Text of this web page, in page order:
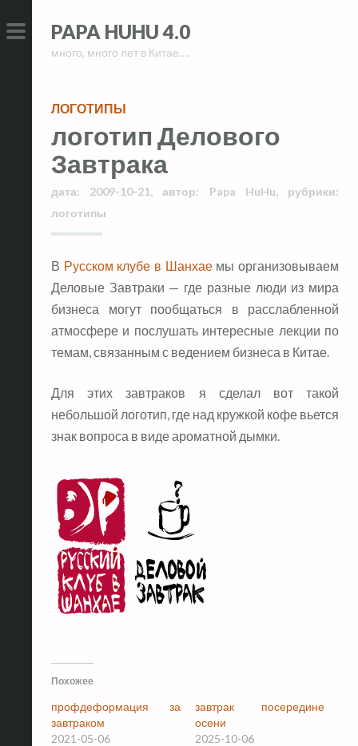
to
PRIMARY
to
PAPA HUHU 4.0
много, много лет в Китае….
ЛОГОТИПЫ
логотип Делового
Завтрака
дата: 2009-10-21, автор: Papa HuHu,рубрики:
логотипы
Русском клубе в Шанхаемы организовываем
Деловые Завтраки — где разные люди из мира
бизнеса могут пообщаться в расслабленной
атмосфере и послушать интересные лекции по
темам, связанным с ведением бизнеса в Китае.
Для этих завтраков я сделал вот такой
небольшой логотип, где над кружкой кофе вьется
знак вопроса в виде ароматной дымки.
Похожее
профдеформация за
завтраком
2021-05-06
завтрак посередине
осени
2025-10-06